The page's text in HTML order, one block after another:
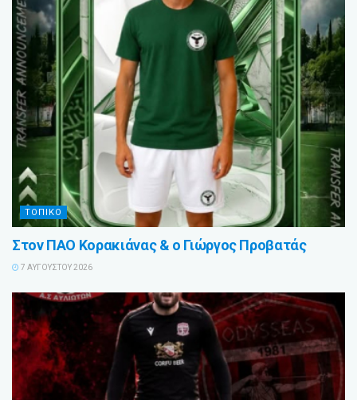
ΤΟΠΙΚΟ
Στον ΠΑΟ Κορακιάνας & ο Γιώργος Προβατάς
7 ΑΥΓΟΎΣΤΟΥ 2026